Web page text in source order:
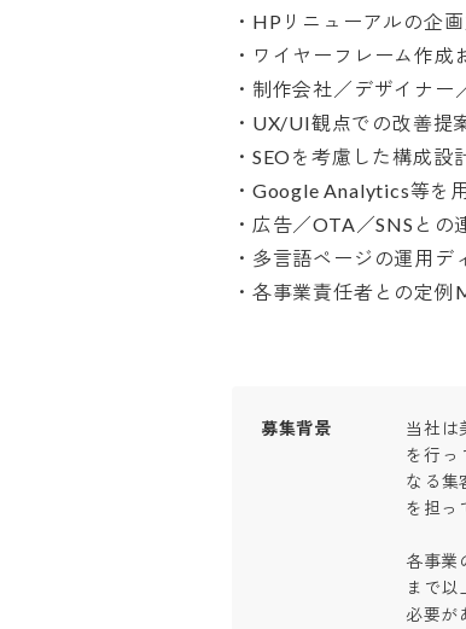
・HPリニューアルの企
・ワイヤーフレーム作成
・制作会社／デザイナ
・UX/UI観点での改善提
・SEOを考慮した構成設
・Google Analytics等を
・広告／OTA／SNSと
・多言語ページの運用デ
・各事業責任者との定
募集背景
当社は
を行っ
なる集
を担っ
各事業
まで
必要が